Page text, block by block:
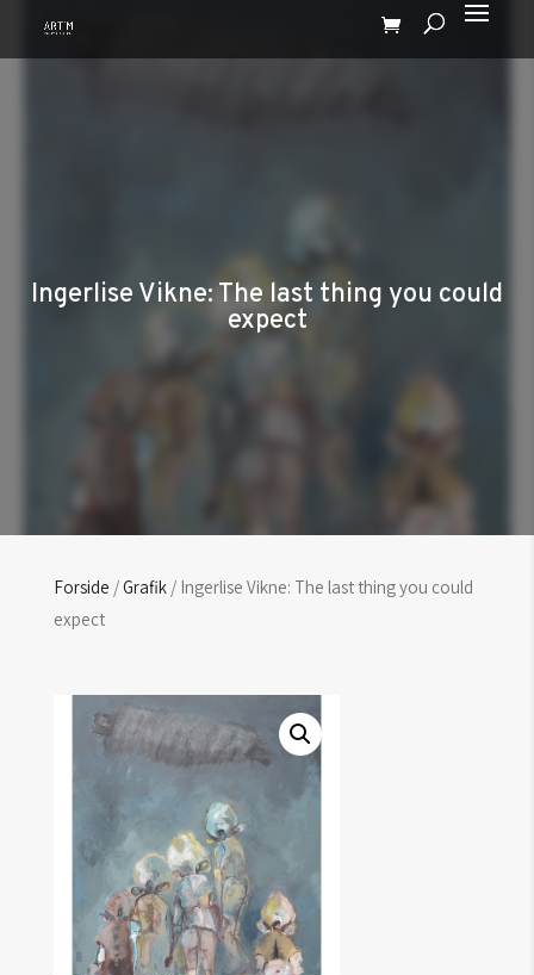
Ingerlise Vikne: The last thing you could
expect
Forside /Grafik/ Ingerlise Vikne: The last thing you could
expect